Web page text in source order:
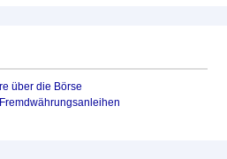
über die Börse